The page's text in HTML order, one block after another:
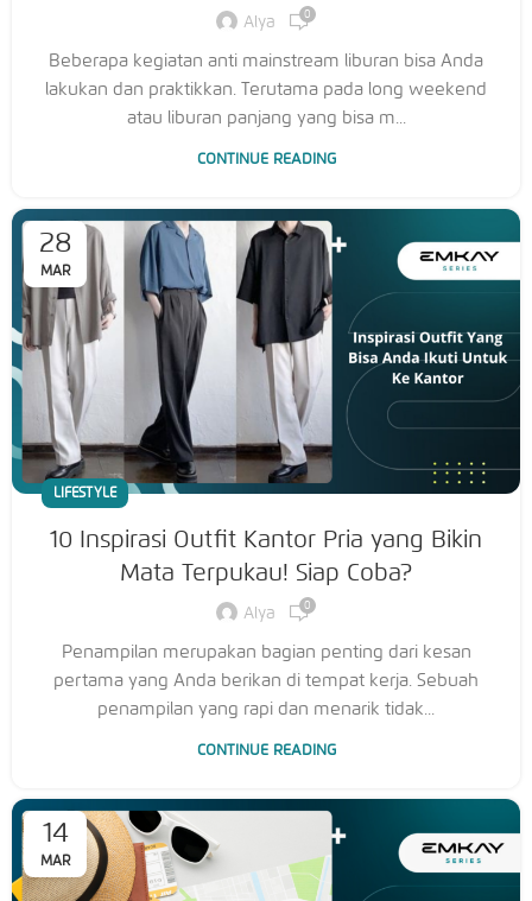
Alya 0
Beberapa kegiatan anti mainstream liburan bisa Anda
lakukan dan praktikkan. Terutama pada long weekend
atau liburan panjang yang bisa m...
CONTINUE READING
28
MAR
LIFESTYLE
10 Inspirasi Outfit Kantor Pria yang Bikin
Mata Terpukau! Siap Coba?
Alya 0
Penampilan merupakan bagian penting dari kesan
pertama yang Anda berikan di tempat kerja. Sebuah
penampilan yang rapi dan menarik tidak...
CONTINUE READING
14
MAR